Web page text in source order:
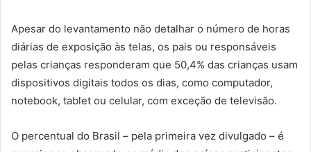
Apesar do levantamento não detalhar o número de horas
diárias de exposição às telas, os pais ou responsáveis
pelas crianças responderam que 50,4% das crianças usam
dispositivos digitais todos os dias, como computador,
notebook, tablet ou celular, com exceção de televisão.
O percentual do Brasil – pela primeira vez divulgado – é